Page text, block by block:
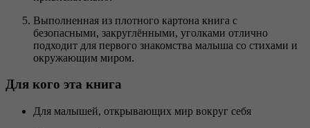
Выполненная из плотного картона книга с
безопасными, закруглёнными, уголками отлично
подходит для первого знакомства малыша со стихами и
окружающим миром.
Для кого эта книга
Для малышей, открывающих мир вокруг себя